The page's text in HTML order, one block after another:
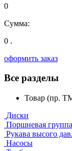
0
Сумма:
0 .
оформить заказ
Все разделы
Товар (пр.
Диски
Поршневая группа
Рукава высого
Насосы